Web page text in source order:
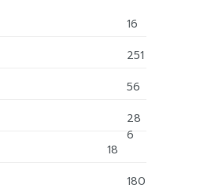
16
251
56
28
6
18
180